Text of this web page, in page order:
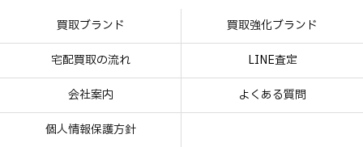
買取ブランド 買取強化ブランド
宅配買取の流れ LINE査定
会社案内 よくある質問
個人情報保護方針